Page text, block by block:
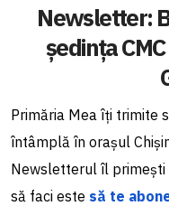
Newsletter:
ședința
Primăria Mea îți trimite
întâmplă în orașul
Newsletterul îl primești
să faci este să te